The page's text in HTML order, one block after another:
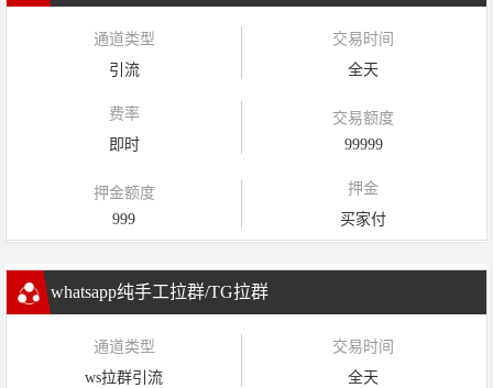
通道类型
引流
交易时间
全天
费率
即时
交易额度
99999
押金额度
999
押金
买家付
whatsapp纯手工拉群/TG拉群
通道类型
ws拉群引流
交易时间
全天